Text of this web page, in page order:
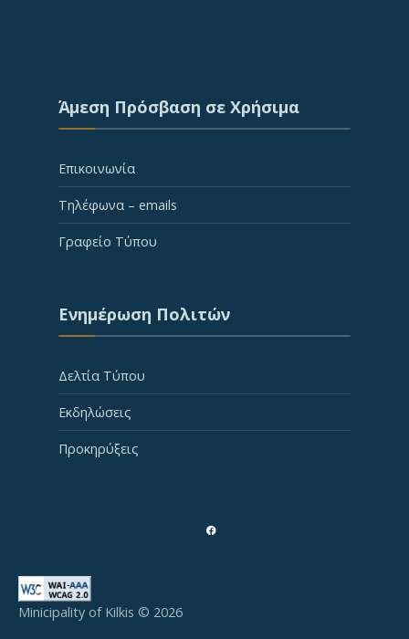
Άμεση Πρόσβαση σε Χρήσιμα
Επικοινωνία
Τηλέφωνα – emails
Γραφείο Τύπου
Ενημέρωση Πολιτών
Δελτία Τύπου
Εκδηλώσεις
Προκηρύξεις
Minicipality of Kilkis © 2026